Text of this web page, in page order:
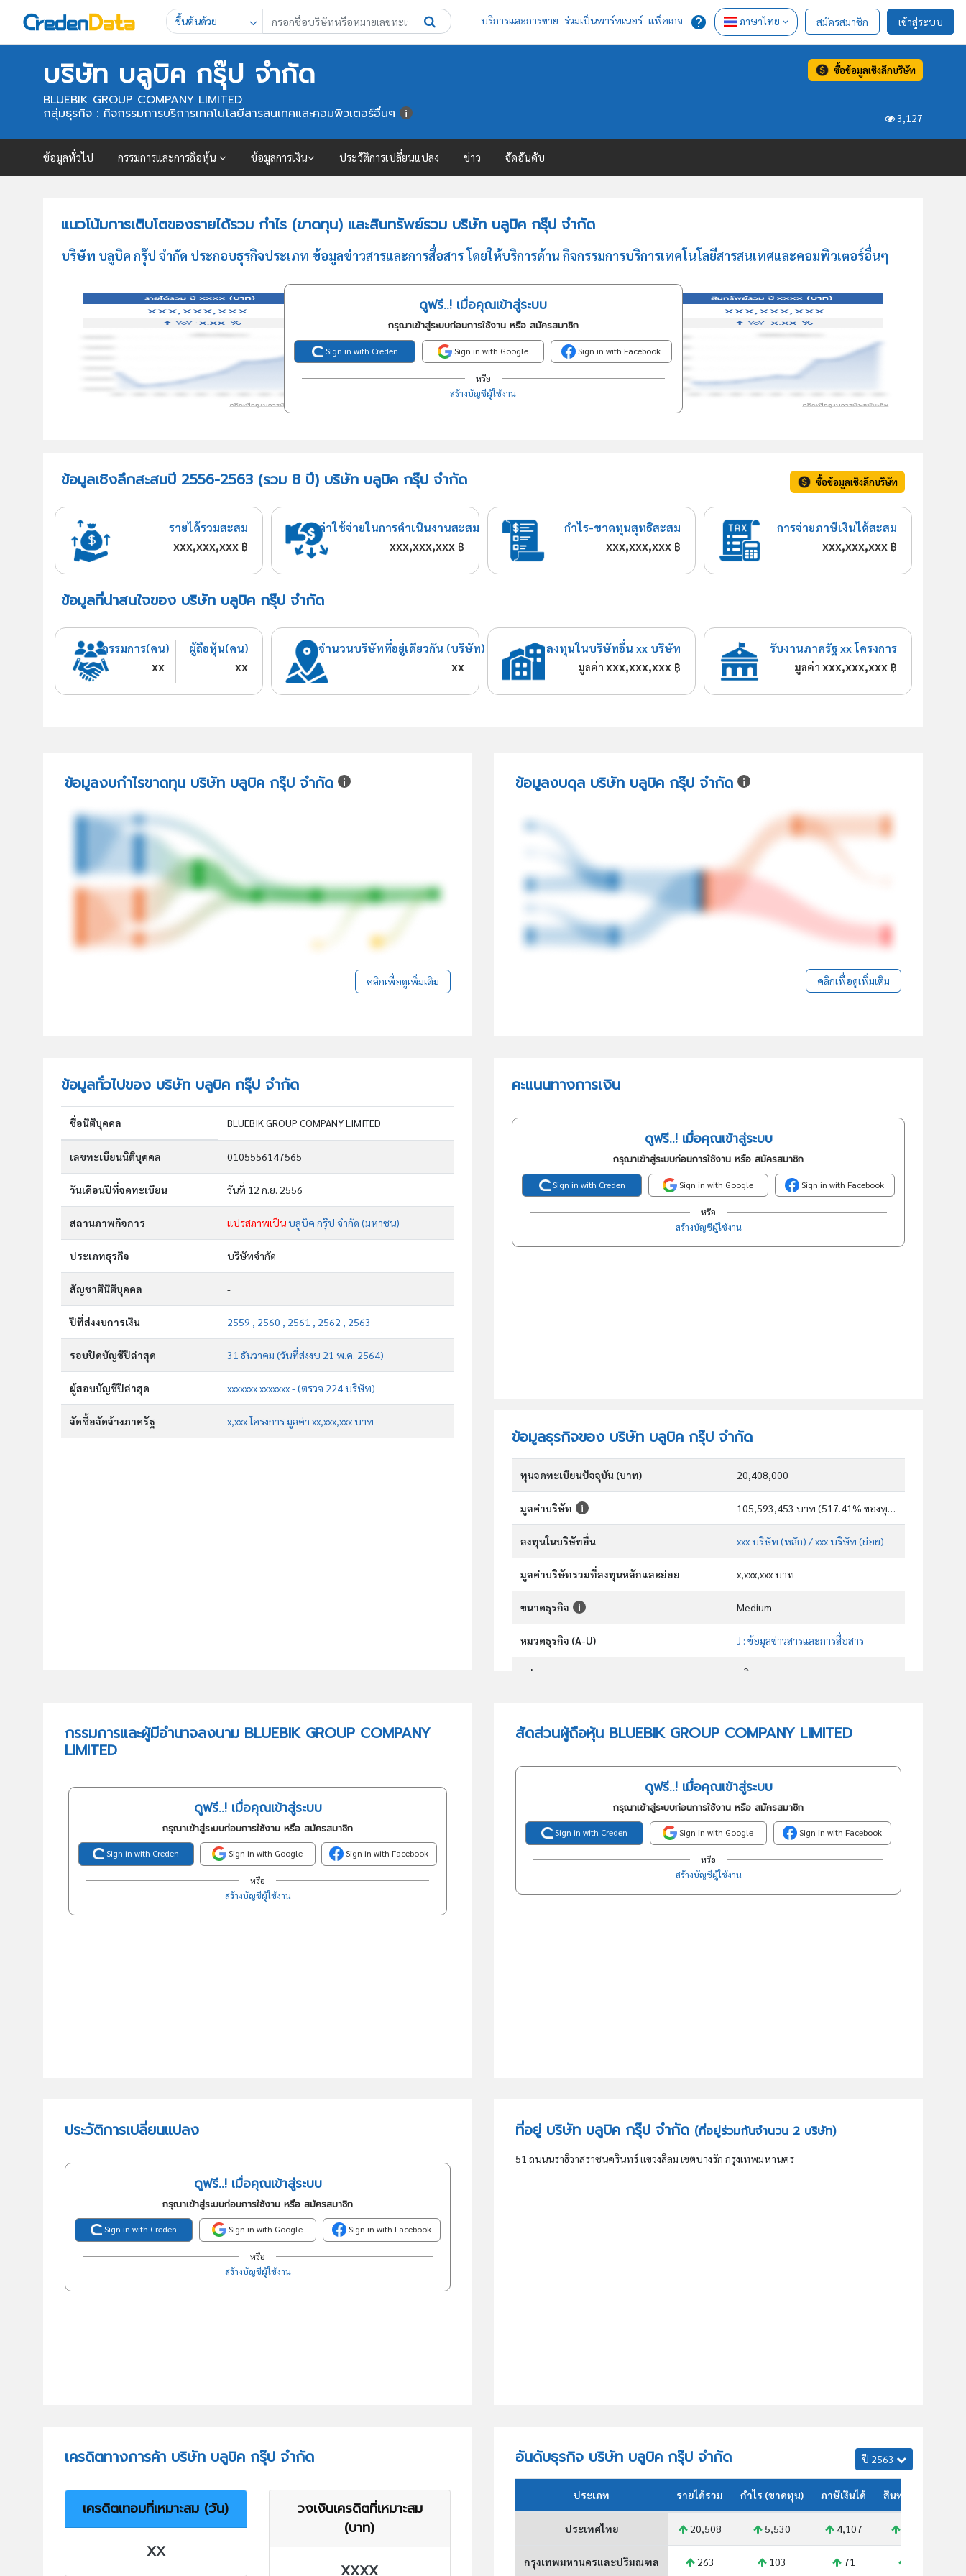
ขึ้นต้นด้วย บริการและการขาย ร่วมเป็นพาร์ทเนอร์ แพ็คเกจ ภาษาไทย สมัครสมาชิก เข้าสู่ระบบ
บริษัท บลูบิค กรุ๊ป จำกัด ซื้อข้อมูลเชิงลึกบริษัท
BLUEBIK GROUP COMPANY LIMITED
3,127
กลุ่มธุรกิจ : กิจกรรมการบริการเทคโนโลยีสารสนเทศและคอมพิวเตอร์อื่นๆ
ข้อมูลทั่วไป กรรมการและการถือหุ้น ข้อมูลการเงิน ประวัติการเปลี่ยนแปลง ข่าว จัดอันดับ
แนวโน้มการเติบโตของรายได้รวม กำไร (ขาดทุน) และสินทรัพย์รวม บริษัท บลูบิค กรุ๊ป จำกัด
บริษัท บลูบิค กรุ๊ป จำกัด ประกอบธุรกิจประเภท ข้อมูลข่าวสารและการสื่อสาร โดยให้บริการด้าน กิจกรรมการบริการเทคโนโลยีสารสนเทศและคอมพิวเตอร์อื่นๆ
ดูฟรี..! เมื่อคุณเข้าสู่ระบบ
กรุณาเข้าสู่ระบบก่อนการใช้งาน หรือ สมัครสมาชิก
Sign in with Creden Sign in with Google Sign in with Facebook
หรือ
สร้างบัญชีผู้ใช้งาน
ข้อมูลเชิงลึกสะสมปี 2556-2563 (รวม 8 ปี) บริษัท บลูบิค กรุ๊ป จำกัด ซื้อข้อมูลเชิงลึกบริษัท
รายได้รวมสะสม
xxx,xxx,xxx ฿
ค่าใช้จ่ายในการดำเนินงานสะสม
xxx,xxx,xxx ฿
กำไร-ขาดทุนสุทธิสะสม
xxx,xxx,xxx ฿
การจ่ายภาษีเงินได้สะสม
xxx,xxx,xxx ฿
ข้อมูลที่น่าสนใจของ บริษัท บลูบิค กรุ๊ป จำกัด
กรรมการ(คน)
xx
ผู้ถือหุ้น(คน)
xx
จำนวนบริษัทที่อยู่เดียวกัน (บริษัท)
xx
ลงทุนในบริษัทอื่น xx บริษัท
มูลค่าxxx,xxx,xxx ฿
รับงานภาครัฐ xx โครงการ
มูลค่าxxx,xxx,xxx ฿
ข้อมูลงบกำไรขาดทุน บริษัท บลูบิค กรุ๊ป จำกัด
คลิกเพื่อดูเพิ่มเติม
ข้อมูลงบดุล บริษัท บลูบิค กรุ๊ป จำกัด
คลิกเพื่อดูเพิ่มเติม
ข้อมูลทั่วไปของ บริษัท บลูบิค กรุ๊ป จำกัด
ชื่อนิติบุคคล BLUEBIK GROUP COMPANY LIMITED
เลขทะเบียนนิติบุคคล 0105556147565
วันเดือนปีที่จดทะเบียน วันที่ 12 ก.ย. 2556
สถานภาพกิจการ แปรสภาพเป็นบลูบิค กรุ๊ป จำกัด (มหาชน)
ประเภทธุรกิจ บริษัทจำกัด
สัญชาตินิติบุคคล -
ปีที่ส่งงบการเงิน 2559 , 2560 , 2561 , 2562 , 2563
รอบปิดบัญชีปีล่าสุด 31 ธันวาคม (วันที่ส่งงบ 21 พ.ค. 2564)
ผู้สอบบัญชีปีล่าสุด xxxxxxx xxxxxxx - (ตรวจ 224 บริษัท)
จัดซื้อจัดจ้างภาครัฐ x,xxx โครงการ มูลค่า xx,xxx,xxx บาท
คะแนนทางการเงิน
ดูฟรี..! เมื่อคุณเข้าสู่ระบบ
กรุณาเข้าสู่ระบบก่อนการใช้งาน หรือ สมัครสมาชิก
Sign in with Creden Sign in with Google Sign in with Facebook
หรือ
สร้างบัญชีผู้ใช้งาน
ข้อมูลธุรกิจของ บริษัท บลูบิค กรุ๊ป จำกัด
ทุนจดทะเบียนปัจจุบัน (บาท) 20,408,000
มูลค่าบริษัท 105,593,453 บาท (517.41% ของทุน)
ลงทุนในบริษัทอื่น xxx บริษัท (หลัก) / xxx บริษัท (ย่อย)
มูลค่าบริษัทรวมที่ลงทุนหลักและย่อย x,xxx,xxx บาท
ขนาดธุรกิจ Medium
หมวดธุรกิจ (A-U) J : ข้อมูลข่าวสารและการสื่อสาร
กลุ่มอุตสาหกรรม บริการ
อันดับธุรกิจในกลุ่มนี้
วัตถุประสงค์ กิจกรรมการบริการเทคโนโลยีสารสนเทศและบริการด้านพัฒนาซอฟท์แวร์
กรรมการและผู้มีอำนาจลงนาม BLUEBIK GROUP COMPANY
LIMITED
ดูฟรี..! เมื่อคุณเข้าสู่ระบบ
กรุณาเข้าสู่ระบบก่อนการใช้งาน หรือ สมัครสมาชิก
Sign in with Creden Sign in with Google Sign in with Facebook
หรือ
สร้างบัญชีผู้ใช้งาน
สัดส่วนผู้ถือหุ้น BLUEBIK GROUP COMPANY LIMITED
ดูฟรี..! เมื่อคุณเข้าสู่ระบบ
กรุณาเข้าสู่ระบบก่อนการใช้งาน หรือ สมัครสมาชิก
Sign in with Creden Sign in with Google Sign in with Facebook
หรือ
สร้างบัญชีผู้ใช้งาน
ประวัติการเปลี่ยนแปลง
ดูฟรี..! เมื่อคุณเข้าสู่ระบบ
กรุณาเข้าสู่ระบบก่อนการใช้งาน หรือ สมัครสมาชิก
Sign in with Creden Sign in with Google Sign in with Facebook
หรือ
สร้างบัญชีผู้ใช้งาน
ที่อยู่ บริษัท บลูบิค กรุ๊ป จำกัด (ที่อยู่ร่วมกันจำนวน 2 บริษัท)
51 ถนนนราธิวาสราชนครินทร์ แขวงสีลม เขตบางรัก กรุงเทพมหานคร
เครดิตทางการค้า บริษัท บลูบิค กรุ๊ป จำกัด
เครดิตเทอมที่เหมาะสม (วัน)
XX
วงเงินเครดิตที่เหมาะสม
(บาท)
XXXX
อันดับธุรกิจ บริษัท บลูบิค กรุ๊ป จำกัด ปี 2563
ประเภท รายได้รวม กำไร (ขาดทุน) ภาษีเงินได้ สินทรัพย์รวม
ประเทศไทย 20,508 5,530 4,107 26,923
กรุงเทพมหานครและปริมณฑล 263 103 71